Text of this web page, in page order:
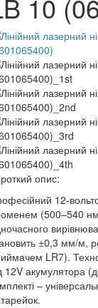
10
опис:
12-
(500–540 нм,
±0,3 мм/м,
LR7).
12V акумулятора
–